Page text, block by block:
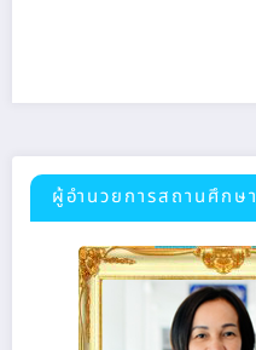
ผู้อำนวยการสถานศึกษา